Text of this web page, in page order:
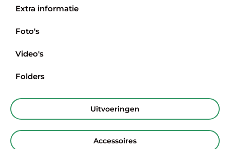
Extra informatie
Foto's
Video's
Folders
Uitvoeringen
Accessoires